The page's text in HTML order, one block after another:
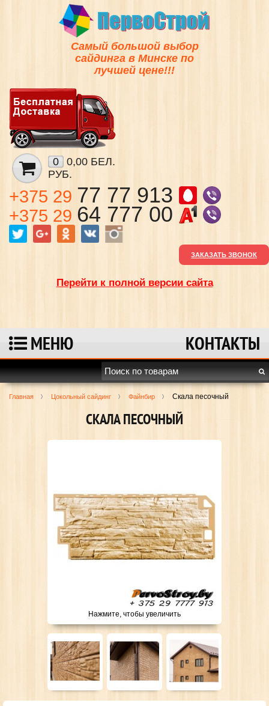
Самый большой выбор
сайдинга в Минске по
лучшей цене!!!
0
0,00 БЕЛ.
РУБ.
+375 29 77 77 913
+375 29 64 777 00
ЗАКАЗАТЬ ЗВОНОК
Перейти к полной версии сайта
МЕНЮ КОНТАКТЫ
Главная Цокольный сайдинг Файнбир Скала песочный
СКАЛА ПЕСОЧНЫЙ
Нажмите, чтобы увеличить